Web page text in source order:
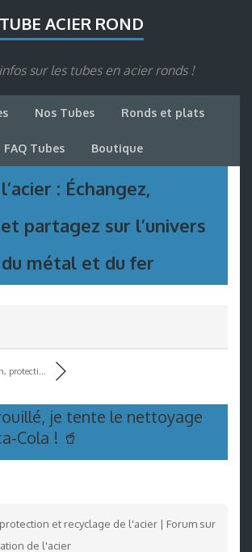
TUBE ACIER ROND
sur les tubes en acier ronds !
Nos Tubes Ronds et plats
FAQ Tubes Boutique
: Échangez,
partagez sur l’univers
du métal et du fer
protecti...
je tente le nettoyage
Cola ! 🥤
et recyclage de l'acier | Forum sur
de l'acier